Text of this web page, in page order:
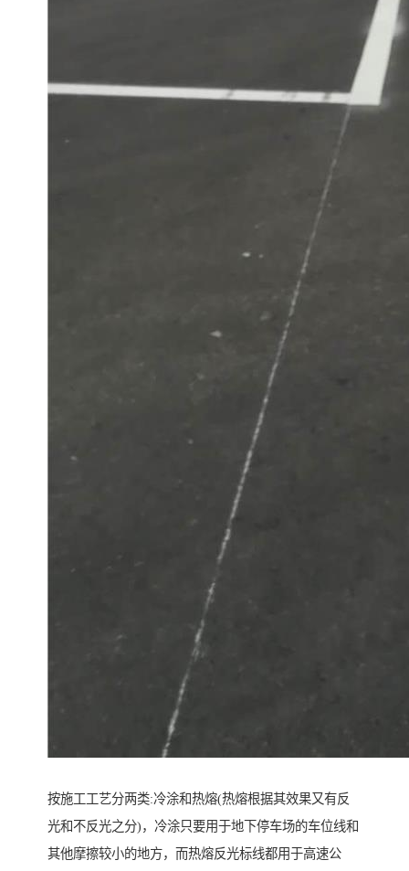
按施工工艺分两类:冷涂和热熔(热熔根据其效果又有反
光和不反光之分)，冷涂只要用于地下停车场的车位线和
其他摩擦较小的地方，而热熔反光标线都用于高速公